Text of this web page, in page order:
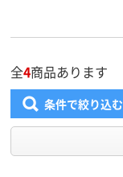
全4商品あります
条件で絞り込む